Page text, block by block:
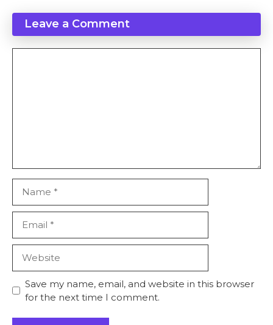
Leave a Comment
Save my name, email, and website in this browser
for the next time I comment.